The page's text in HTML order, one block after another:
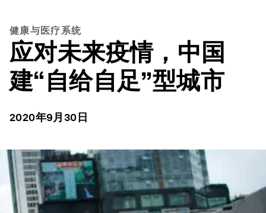
健康与医疗系统
应对未来疫情，中国
建“自给自足”型城市
2020年9月30日